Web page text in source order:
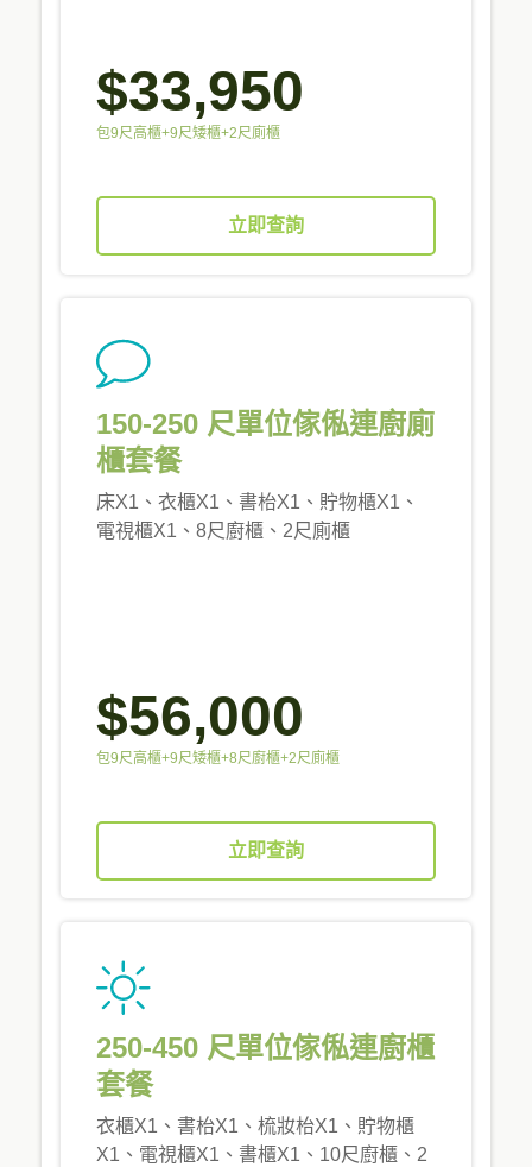
$33,950
包9尺高櫃+9尺矮櫃+2尺廁櫃
立即查詢
150-250 尺單位傢俬連廚廁
櫃套餐
床X1、衣櫃X1、書枱X1、貯物櫃X1、
電視櫃X1、8尺廚櫃、2尺廁櫃
$56,000
包9尺高櫃+9尺矮櫃+8尺廚櫃+2尺廁櫃
立即查詢
250-450 尺單位傢俬連廚櫃
套餐
衣櫃X1、書枱X1、梳妝枱X1、貯物櫃
X1、電視櫃X1、書櫃X1、10尺廚櫃、2